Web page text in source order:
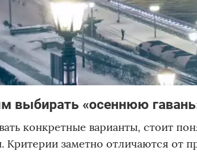
выбирать «осеннюю
конкретные варианты, стоит
Критерии заметно отличаются от